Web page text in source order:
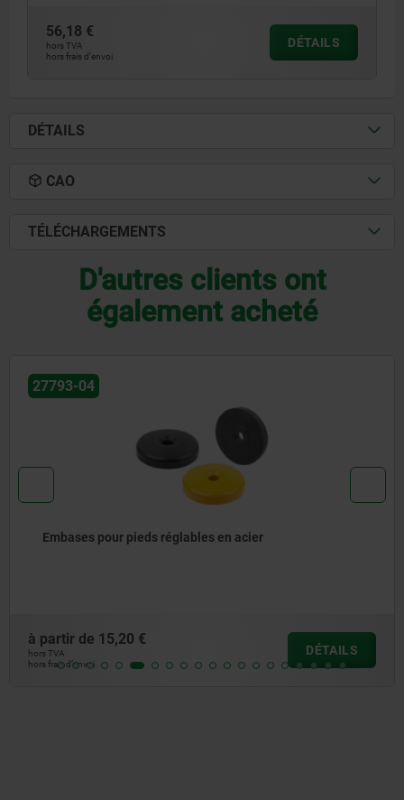
56,18 €
hors TVA
hors frais d’envoi
DÉTAILS
DÉTAILS
CAO
TÉLÉCHARGEMENTS
D'autres clients ont
également acheté
27793-04
Embases pour pieds réglables en acier
à partir de 15,20 €
hors TVA
hors frais d’envoi
DÉTAILS